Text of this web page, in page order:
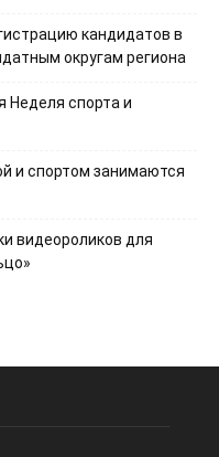
кандидатов в
округам региона
Неделя спорта и
и спортом занимаются
видеороликов для